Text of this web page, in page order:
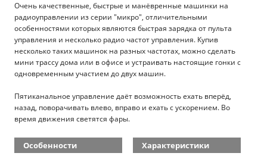
Очень качественные, быстрые и манёвренные машинки на
радиоуправлении из серии "микро", отличительными
особенностями которых являются быстрая зарядка от пульта
управления и несколько радио частот управления. Купив
несколько таких машинок на разных частотах, можно сделать
мини трассу дома или в офисе и устраивать настоящие гонки с
одновременным участием до двух машин.
Пятиканальное управление даёт возможность ехать вперёд,
назад, поворачивать влево, вправо и ехать с ускорением. Во
время движения светятся фары.
Особенности Характеристики